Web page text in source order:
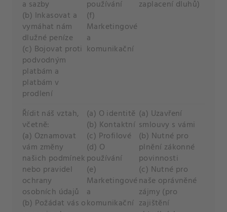
a sazby
(b) Inkasovat a
vymáhat nám
dlužné peníze
(c) Bojovat proti
podvodným
platbám a
platbám v
prodlení
používání
(f)
Marketingové
a
komunikační
zaplacení dluhů)
Řídit náš vztah,
včetně:
(a) Oznamovat
vám změny
našich podmínek
nebo pravidel
ochrany
osobních údajů
(b) Požádat vás o
(a) O identitě
(b) Kontaktní
(c) Profilové
(d) O
používání
(e)
Marketingové
a
komunikační
(a) Uzavření
smlouvy s vámi
(b) Nutné pro
plnění zákonné
povinnosti
(c) Nutné pro
naše oprávněné
zájmy (pro
zajištění